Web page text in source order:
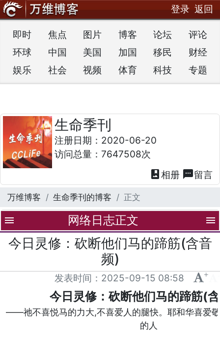
登录 返回
即时 焦点 图片 博客 论坛
评论
环球
中国 美国 加国 移民
财经
娱乐
社会 视频 体育 科技 专题
生命季刊
注册日期：2020-06-20
访问总量：7647508次
photo_album 相册 textsms留言
万维博客 生命季刊的博客 正文
menu 网络日志正文 menu
今日灵修：砍断他们马的蹄筋(含音
频)
发表时间： 2025-09-15 08:58 +
今日灵修：砍断他们马的蹄筋(
——祂不喜悦马的力大,不喜爱人的腿快。耶和华喜爱
的人